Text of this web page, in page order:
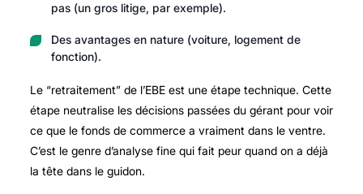
pas (un gros litige, par exemple).
Des avantages en nature (voiture, logement de
fonction).
Le “retraitement” de l’EBE est une étape technique. Cette
étape neutralise les décisions passées du gérant pour voir
ce que le fonds de commerce a vraiment dans le ventre.
C’est le genre d’analyse fine qui fait peur quand on a déjà
la tête dans le guidon.